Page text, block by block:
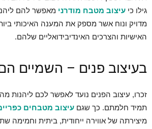
גילו כי עיצוב מטבח מודרני מאפשר להם
מדויק ונוח אשר מספק את המענה האיכותי
האישיות והצרכים האינדיבידואליים שלהם.
בעיצוב פנים – השמיים
זכרו, עיצוב הפנים נועד לאפשר לכם ליהנות
תמיד חלמתם. כך שגם עיצוב מטבחים
מיצירתה של אווירה ייחודית, ביתית וחמימה